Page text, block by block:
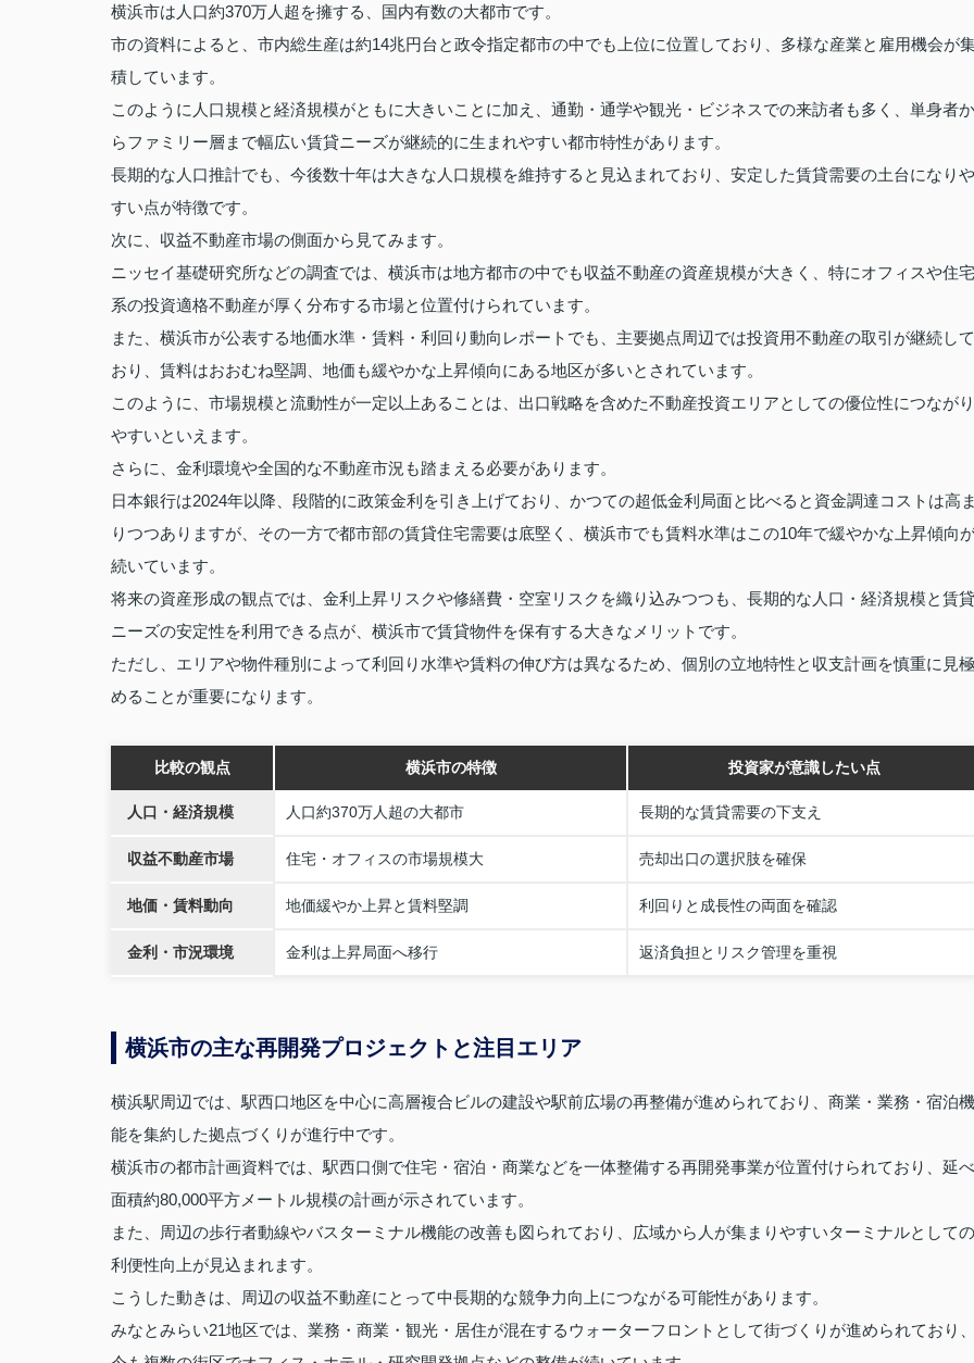
横浜市は人口約370万人超を擁する、国内有数の大都市です。
市の資料によると、市内総生産は約14兆円台と政令指定都市の中でも上位に位置しており、多様な産業と雇用機会が
積しています。
このように人口規模と経済規模がともに大きいことに加え、通勤・通学や観光・ビジネスでの来訪者も多く、単身者か
らファミリー層まで幅広い賃貸ニーズが継続的に生まれやすい都市特性があります。
長期的な人口推計でも、今後数十年は大きな人口規模を維持すると見込まれており、安定した賃貸需要の土台になりや
すい点が特徴です。
次に、収益不動産市場の側面から見てみます。
ニッセイ基礎研究所などの調査では、横浜市は地方都市の中でも収益不動産の資産規模が大きく、特にオフィスや住宅
系の投資適格不動産が厚く分布する市場と位置付けられています。
また、横浜市が公表する地価水準・賃料・利回り動向レポートでも、主要拠点周辺では投資用不動産の取引が継続して
おり、賃料はおおむね堅調、地価も緩やかな上昇傾向にある地区が多いとされています。
このように、市場規模と流動性が一定以上あることは、出口戦略を含めた不動産投資エリアとしての優位性につながり
やすいといえます。
さらに、金利環境や全国的な不動産市況も踏まえる必要があります。
日本銀行は2024年以降、段階的に政策金利を引き上げており、かつての超低金利局面と比べると資金調達コストは高ま
りつつありますが、その一方で都市部の賃貸住宅需要は底堅く、横浜市でも賃料水準はこの10年で緩やかな上昇傾向
続いています。
将来の資産形成の観点では、金利上昇リスクや修繕費・空室リスクを織り込みつつも、長期的な人口・経済規模と賃貸
ニーズの安定性を利用できる点が、横浜市で賃貸物件を保有する大きなメリットです。
ただし、エリアや物件種別によって利回り水準や賃料の伸び方は異なるため、個別の立地特性と収支計画を慎重に見極
めることが重要になります。
比較の観点 横浜市の特徴 投資家が意識したい点
人口・経済規模 人口約370万人超の大都市 長期的な賃貸需要の下支え
収益不動産市場 住宅・オフィスの市場規模大 売却出口の選択肢を確保
地価・賃料動向 地価緩やか上昇と賃料堅調 利回りと成長性の両面を確認
金利・市況環境 金利は上昇局面へ移行 返済負担とリスク管理を重視
横浜市の主な再開発プロジェクトと注目エリア
横浜駅周辺では、駅西口地区を中心に高層複合ビルの建設や駅前広場の再整備が進められており、商業・業務・宿泊機
能を集約した拠点づくりが進行中です。
横浜市の都市計画資料では、駅西口側で住宅・宿泊・商業などを一体整備する再開発事業が位置付けられており、延べ
面積約80,000平方メートル規模の計画が示されています。
また、周辺の歩行者動線やバスターミナル機能の改善も図られており、広域から人が集まりやすいターミナルとしての
利便性向上が見込まれます。
こうした動きは、周辺の収益不動産にとって中長期的な競争力向上につながる可能性があります。
みなとみらい21地区では、業務・商業・観光・居住が混在するウォーターフロントとして街づくりが進められており、